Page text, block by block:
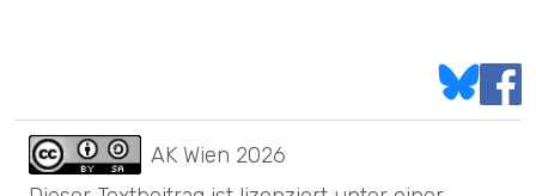
AK Wien 2026